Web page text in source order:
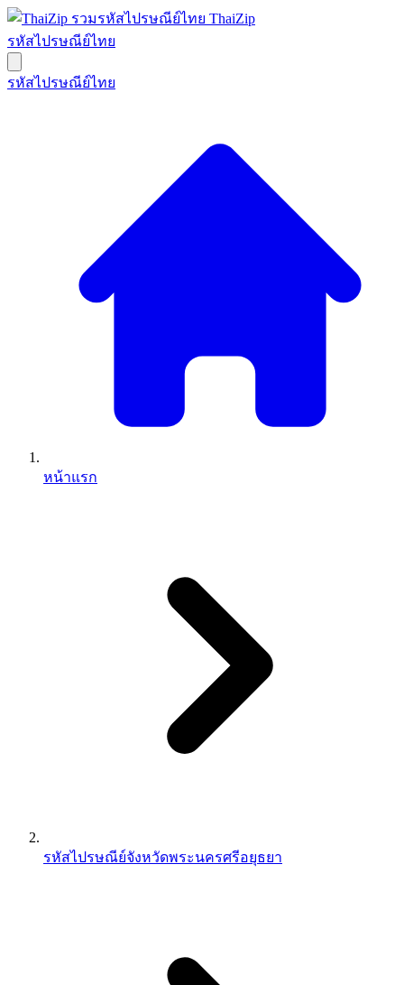
ThaiZip
รหัสไปรษณีย์ไทย
รหัสไปรษณีย์ไทย
หน้าแรก
รหัสไปรษณีย์จังหวัดพระนครศรีอยุธยา